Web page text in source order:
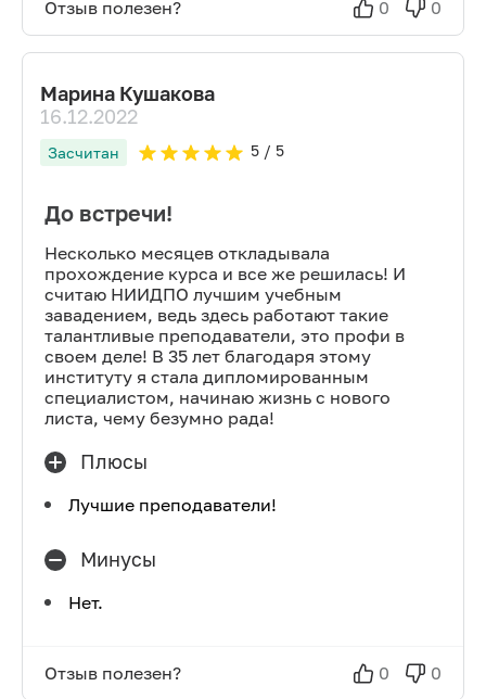
Отзыв полезен? 0 0
Марина Кушакова
16.12.2022
Засчитан 5/ 5
До встречи!
Несколько месяцев откладывала
прохождение курса и все же решилась! И
считаю НИИДПО лучшим учебным
завадением, ведь здесь работают такие
талантливые преподаватели, это профи в
своем деле! В 35 лет благодаря этому
институту я стала дипломированным
специалистом, начинаю жизнь с нового
листа, чему безумно рада!
Плюсы
Лучшие преподаватели!
Минусы
Нет.
Отзыв полезен? 0 0